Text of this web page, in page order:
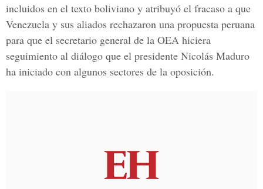
incluidos en el texto boliviano y atribuyó el fracaso a que
Venezuela y sus aliados rechazaron una propuesta peruana
para que el secretario general de la OEA hiciera
seguimiento al diálogo que el presidente Nicolás Maduro
ha iniciado con algunos sectores de la oposición.